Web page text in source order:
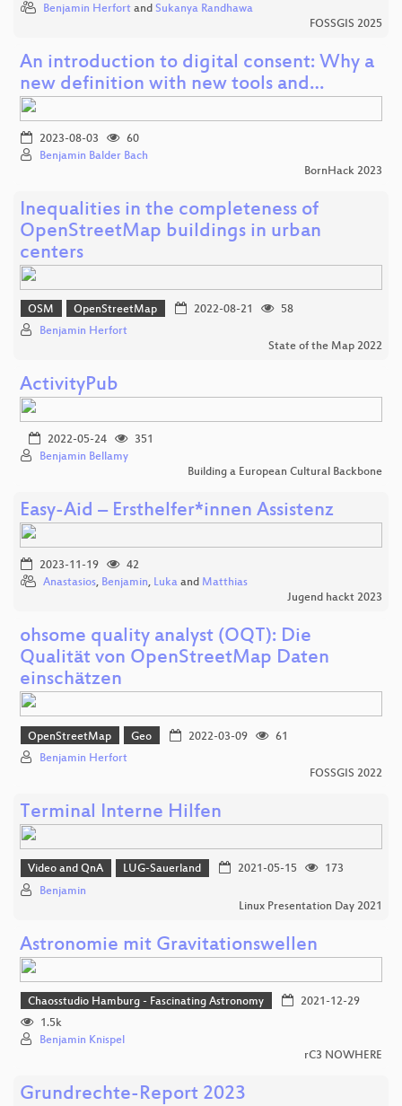
Benjamin Herfort and Sukanya Randhawa
FOSSGIS 2025
An introduction to digital consent: Why a
new definition with new tools and…
2023-08-03
60
Benjamin Balder Bach
BornHack 2023
Inequalities in the completeness of
OpenStreetMap buildings in urban
centers
OSM OpenStreetMap 2022-08-21
58
Benjamin Herfort
State of the Map 2022
ActivityPub
2022-05-24
351
Benjamin Bellamy
Building a European Cultural Backbone
Easy-Aid – Ersthelfer*innen Assistenz
2023-11-19
42
Anastasios, Benjamin, Luka and Matthias
Jugend hackt 2023
ohsome quality analyst (OQT): Die
Qualität von OpenStreetMap Daten
einschätzen
OpenStreetMap Geo 2022-03-09
61
Benjamin Herfort
FOSSGIS 2022
Terminal Interne Hilfen
Video and QnA LUG-Sauerland 2021-05-15
173
Benjamin
Linux Presentation Day 2021
Astronomie mit Gravitationswellen
Chaosstudio Hamburg - Fascinating Astronomy
2021-12-29
1.5k
Benjamin Knispel
rC3 NOWHERE
Grundrechte-Report 2023